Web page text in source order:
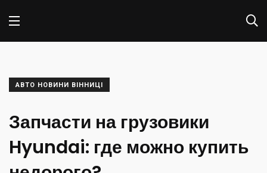
АВТО НОВИНИ ВІННИЦІ
Запчасти на грузовики
Hyundai: где можно купить